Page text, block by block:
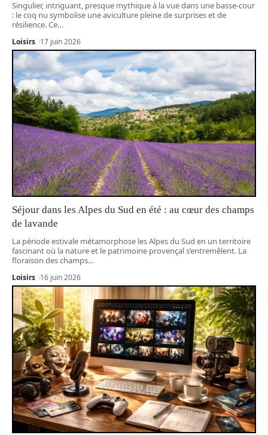
Singulier, intriguant, presque mythique à la vue dans une basse-cour
: le coq nu symbolise une aviculture pleine de surprises et de
résilience. Ce…
Loisirs 17 juin 2026
Séjour dans les Alpes du Sud en été : au cœur des champs
de lavande
La période estivale métamorphose les Alpes du Sud en un territoire
fascinant où la nature et le patrimoine provençal s’entremêlent. La
floraison des champs…
Loisirs 16 juin 2026